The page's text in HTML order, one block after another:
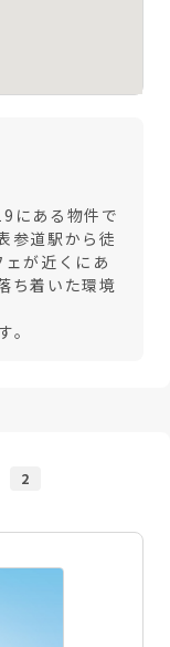
にある物件で
参道駅から徒
が近くにあ
ち着いた環境
2